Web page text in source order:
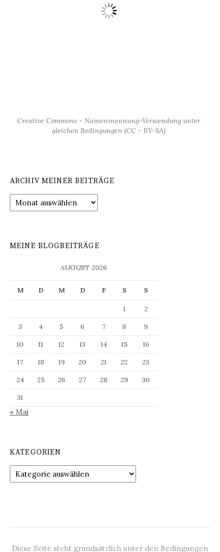
Creative Commons - Namensnennung-Verwendung unter
gleichen Bedingungen (CC - BY-SA)
ARCHIV MEINER BEITRÄGE
Archiv
meiner
MEINE BLOGBEITRÄGE
AUGUST 2026
M D M D F S S
1
2
3
4 5 6 7 8
9
10
11 12 13 14 15
16
17
18 19 20 21 22
23
24
25 26 27 28 29
30
31
« Mai
KATEGORIEN
Kategorien
Diese Seite steht grundsätzlich unter den Bedingungen